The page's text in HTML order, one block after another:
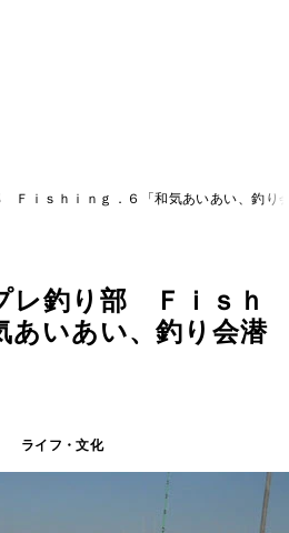
ｉｓｈｉｎｇ．６「和気あいあい、釣り
釣り部 Ｆｉｓｈ
あいあい、釣り会潜
ライフ・文化